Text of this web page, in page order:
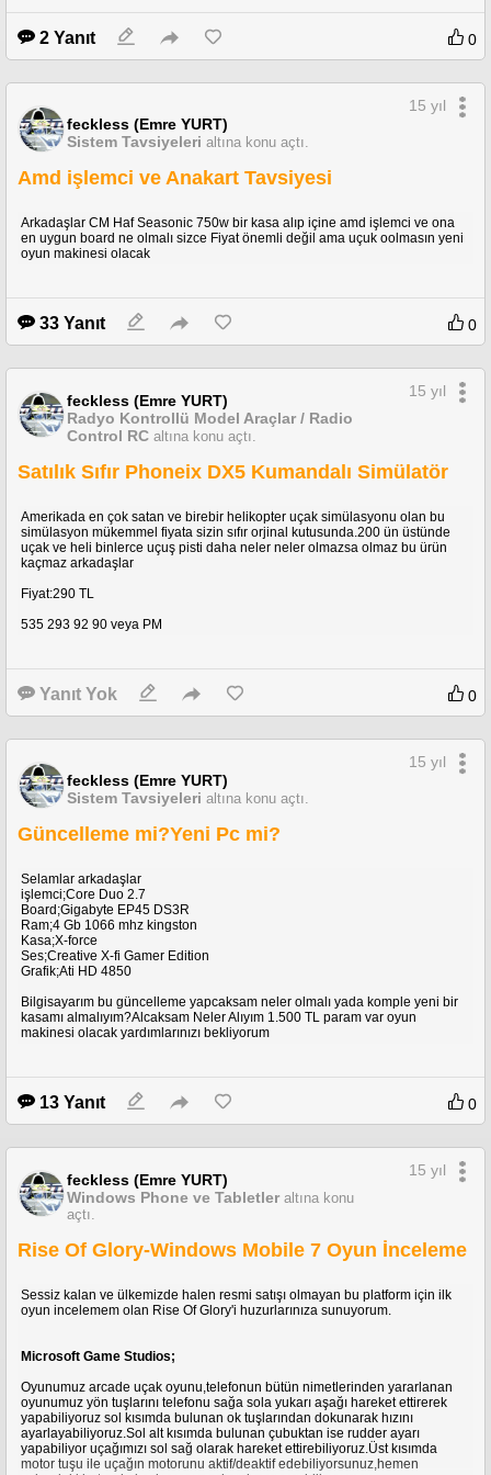
2 Yanıt 0
feckless (Emre YURT)
Sistem Tavsiyeleri altına konu açtı.
15 yıl
Amd işlemci ve Anakart Tavsiyesi
Arkadaşlar CM Haf Seasonic 750w bir kasa alıp içine amd işlemci ve ona
en uygun board ne olmalı sizce Fiyat önemli değil ama uçuk oolmasın yeni
oyun makinesi olacak
33 Yanıt 0
feckless (Emre YURT)
Radyo Kontrollü Model Araçlar / Radio
Control RC altına konu açtı.
15 yıl
Satılık Sıfır Phoneix DX5 Kumandalı Simülatör
Amerikada en çok satan ve birebir helikopter uçak simülasyonu olan bu
simülasyon mükemmel fiyata sizin sıfır orjinal kutusunda.200 ün üstünde
uçak ve heli binlerce uçuş pisti daha neler neler olmazsa olmaz bu ürün
kaçmaz arkadaşlar
Fiyat:290 TL
535 293 92 90 veya PM
Yanıt Yok 0
feckless (Emre YURT)
Sistem Tavsiyeleri altına konu açtı.
15 yıl
Güncelleme mi?Yeni Pc mi?
Selamlar arkadaşlar
işlemci;Core Duo 2.7
Board;Gigabyte EP45 DS3R
Ram;4 Gb 1066 mhz kingston
Kasa;X-force
Ses;Creative X-fi Gamer Edition
Grafik;Ati HD 4850
Bilgisayarım bu güncelleme yapcaksam neler olmalı yada komple yeni bir
kasamı almalıyım?Alcaksam Neler Alıyım 1.500 TL param var oyun
makinesi olacak yardımlarınızı bekliyorum
13 Yanıt 0
feckless (Emre YURT)
Windows Phone ve Tabletler altına konu
açtı.
15 yıl
Rise Of Glory-Windows Mobile 7 Oyun İnceleme
Sessiz kalan ve ülkemizde halen resmi satışı olmayan bu platform için ilk
oyun incelemem olan Rise Of Glory'i huzurlarınıza sunuyorum.
Microsoft Game Studios;
Oyunumuz arcade uçak oyunu,telefonun bütün nimetlerinden yararlanan
oyunumuz yön tuşlarını telefonu sağa sola yukarı aşağı hareket ettirerek
yapabiliyoruz sol kısımda bulunan ok tuşlarından dokunarak hızını
ayarlayabiliyoruz.Sol alt kısımda bulunan çubuktan ise rudder ayarı
yapabiliyor uçağımızı sol sağ olarak hareket ettirebiliyoruz.Üst kısımda
motor tuşu ile uçağın motorunu aktif/deaktif edebiliyorsunuz,hemen